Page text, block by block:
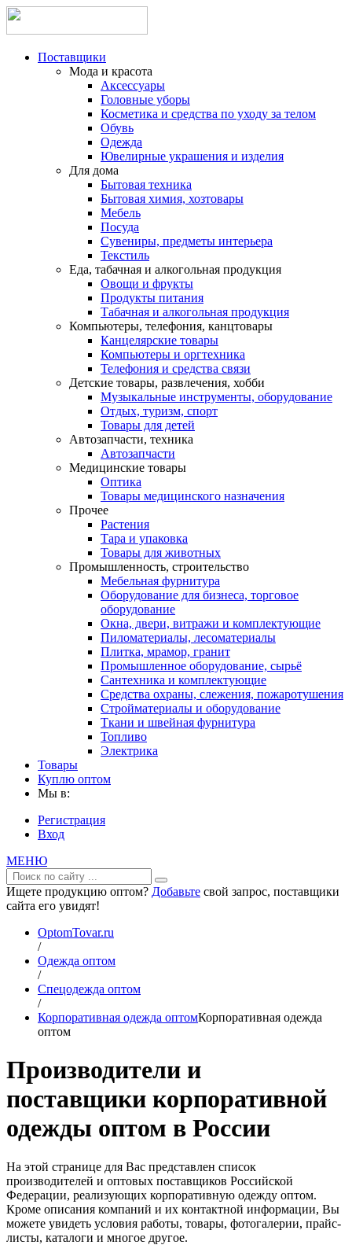
Поставщики
Мода и красота
Аксессуары
Головные уборы
Косметика и средства по уходу за телом
Обувь
Одежда
Ювелирные украшения и изделия
Для дома
Бытовая техника
Бытовая химия, хозтовары
Мебель
Посуда
Сувениры, предметы интерьера
Текстиль
Еда, табачная и алкогольная продукция
Овощи и фрукты
Продукты питания
Табачная и алкогольная продукция
Компьютеры, телефония, канцтовары
Канцелярские товары
Компьютеры и оргтехника
Телефония и средства связи
Детские товары, развлечения, хобби
Музыкальные инструменты, оборудование
Отдых, туризм, спорт
Товары для детей
Автозапчасти, техника
Автозапчасти
Медицинские товары
Оптика
Товары медицинского назначения
Прочее
Растения
Тара и упаковка
Товары для животных
Промышленность, строительство
Мебельная фурнитура
Оборудование для бизнеса, торговое
оборудование
Окна, двери, витражи и комплектующие
Пиломатериалы, лесоматериалы
Плитка, мрамор, гранит
Промышленное оборудование, сырьё
Сантехника и комплектующие
Средства охраны, слежения, пожаротушения
Стройматериалы и оборудование
Ткани и швейная фурнитура
Топливо
Электрика
Товары
Куплю оптом
Мы в:
Регистрация
Вход
МЕНЮ
Ищете продукцию оптом? Добавьте свой запрос, поставщики
сайта его увидят!
OptomTovar.ru
/
Одежда оптом
/
Спецодежда оптом
/
Корпоративная одежда оптомКорпоративная одежда
оптом
Производители и
поставщики корпоративной
одежды оптом в России
На этой странице для Вас представлен список
производителей и оптовых поставщиков Российской
Федерации, реализующих корпоративную одежду оптом.
Кроме описания компаний и их контактной информации, Вы
можете увидеть условия работы, товары, фотогалерии, прайс-
листы, каталоги и многое другое.